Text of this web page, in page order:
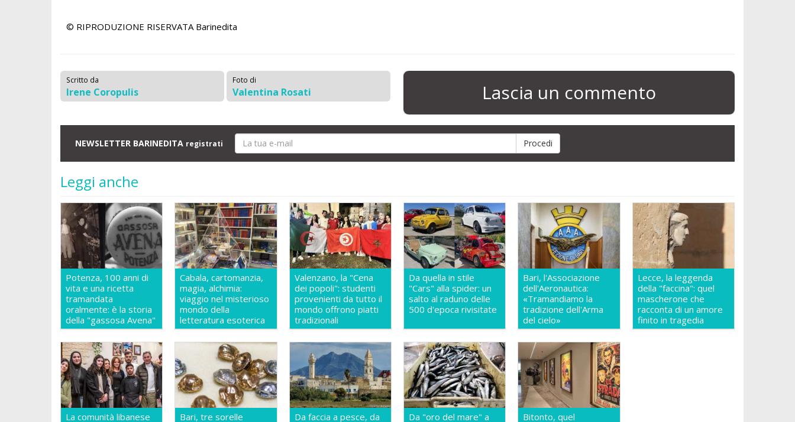
© RIPRODUZIONE RISERVATA Barinedita
Scritto da
Irene Coropulis
Foto di
Valentina Rosati Lascia un commento
NEWSLETTER BARINEDITA registrati
Leggi anche
Potenza, 100 anni di
vita e una ricetta
tramandata
oralmente: è la storia
della "gassosa Avena"
Cabala, cartomanzia,
magia, alchimia:
viaggio nel misterioso
mondo della
letteratura esoterica
Valenzano, la "Cena
dei popoli": studenti
provenienti da tutto il
mondo offrono piatti
tradizionali
Da quella in stile
"Cars" alla spider: un
salto al raduno delle
500 d'epoca rivisitate
Bari, l'Associazione
dell'Aeronautica:
«Tramandiamo la
tradizione dell'Arma
del cielo»
Lecce, la leggenda
della "faccina": quel
mascherone che
racconta di un amore
finito in tragedia
La comunità libanese
Bari, tre sorelle
Da faccia a pesce, da
Da "oro del mare" a
Bitonto, quel